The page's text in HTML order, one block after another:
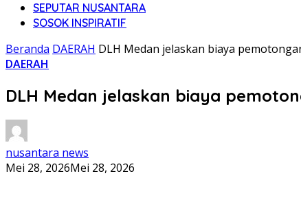
SEPUTAR NUSANTARA
SOSOK INSPIRATIF
Beranda DAERAH DLH Medan jelaskan biaya
DAERAH
DLH Medan jelaskan biaya
nusantara news
Mei 28, 2026Mei 28, 2026